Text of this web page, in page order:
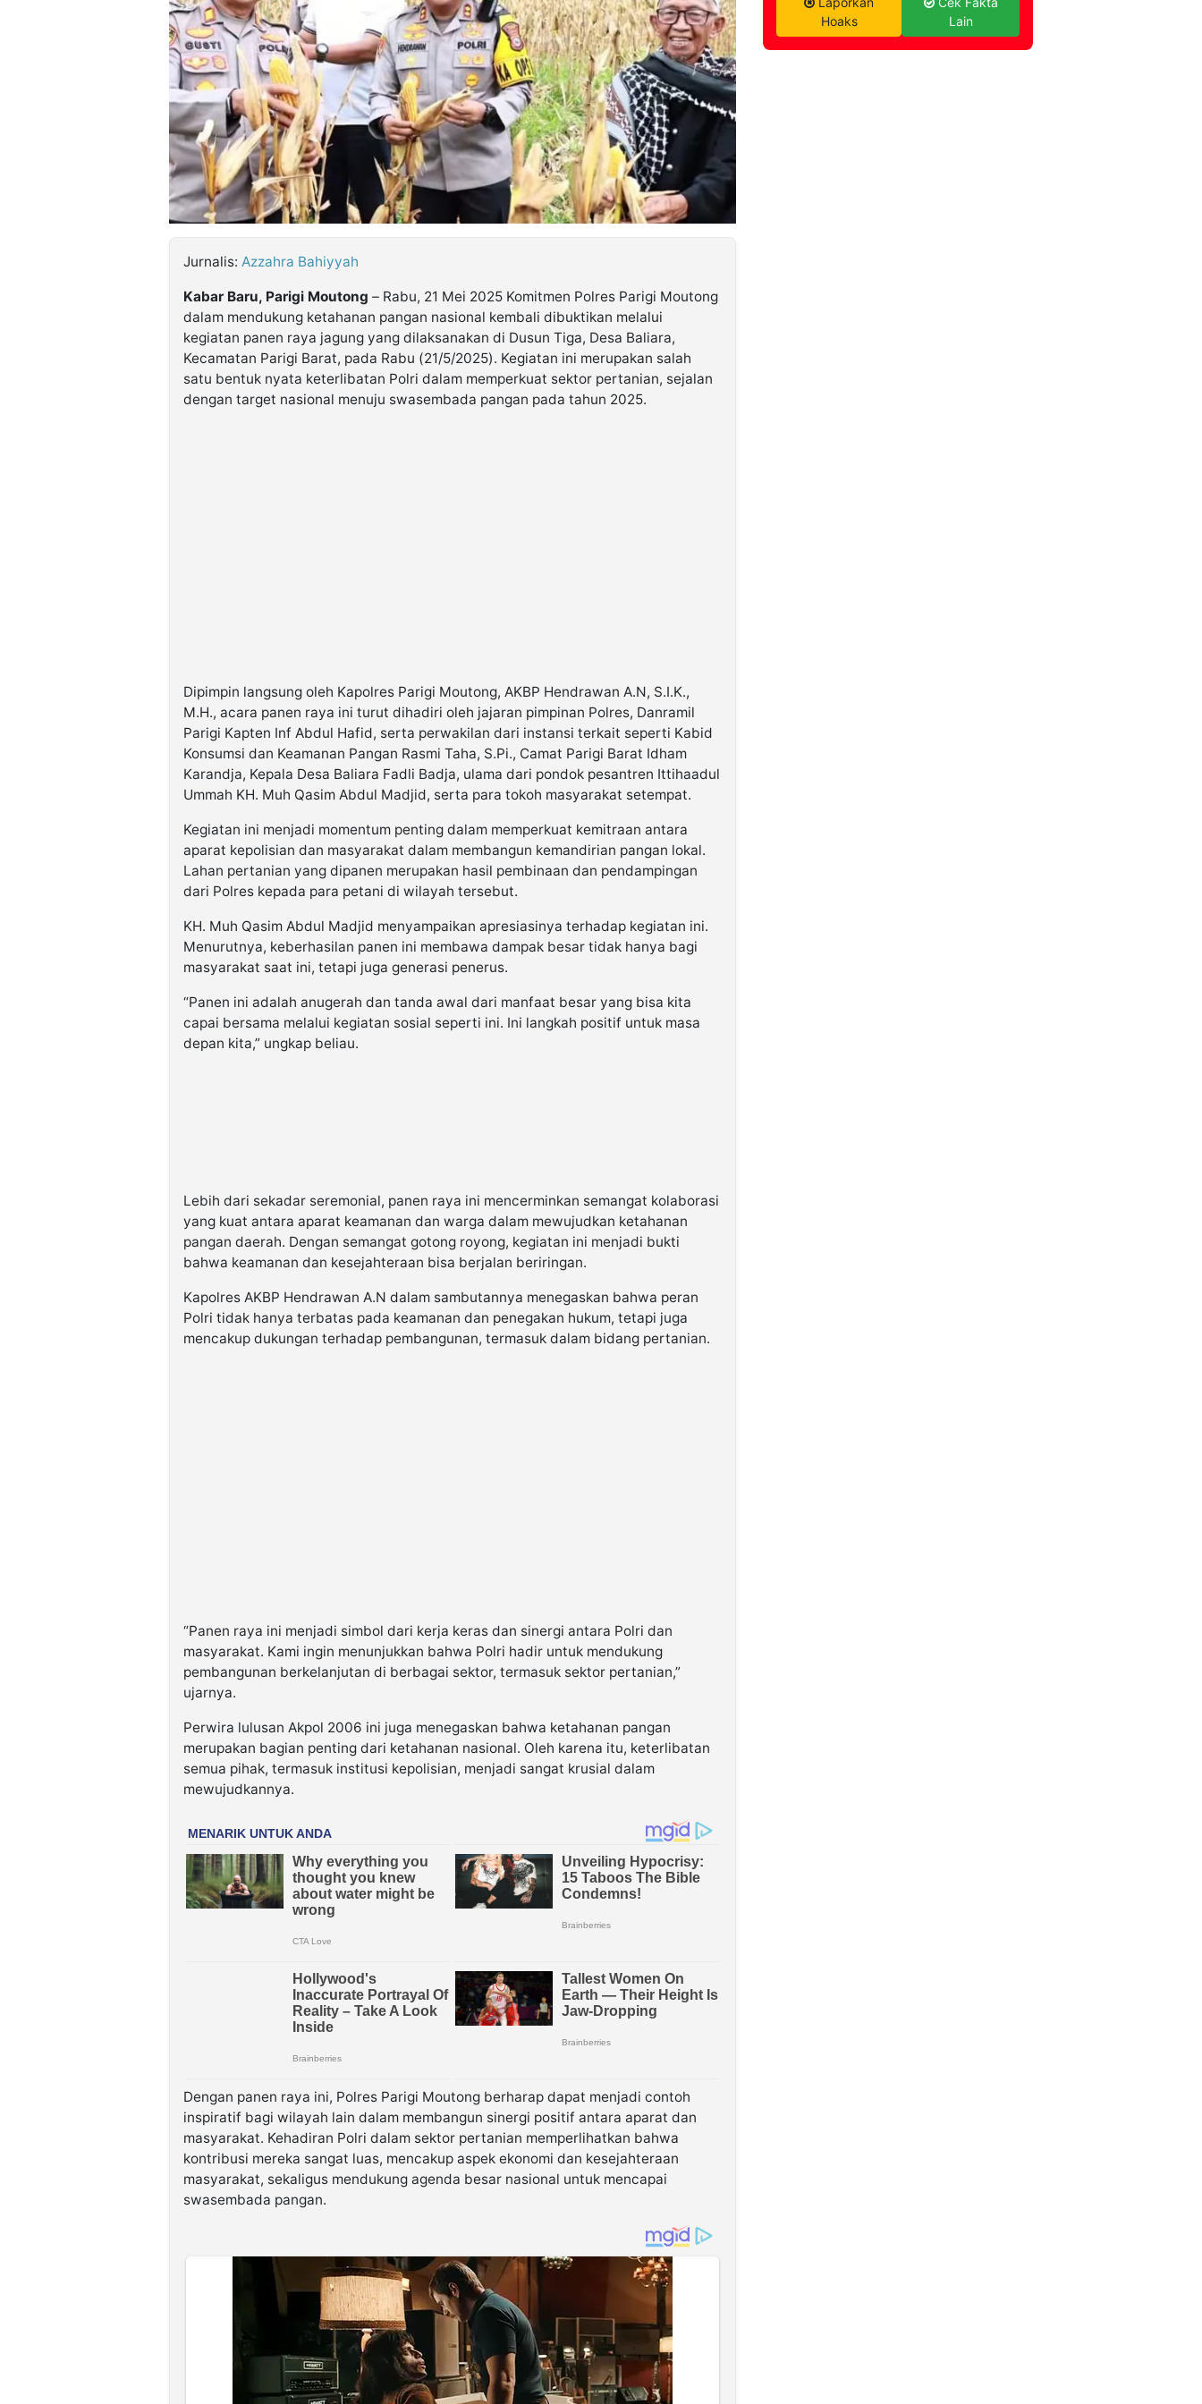
Jurnalis: Azzahra Bahiyyah
Kabar Baru, Parigi Moutong – Rabu, 21 Mei 2025 Komitmen Polres Parigi Moutong
dalam mendukung ketahanan pangan nasional kembali dibuktikan melalui
kegiatan panen raya jagung yang dilaksanakan di Dusun Tiga, Desa Baliara,
Kecamatan Parigi Barat, pada Rabu (21/5/2025). Kegiatan ini merupakan salah
satu bentuk nyata keterlibatan Polri dalam memperkuat sektor pertanian, sejalan
dengan target nasional menuju swasembada pangan pada tahun 2025.
Dipimpin langsung oleh Kapolres Parigi Moutong, AKBP Hendrawan A.N, S.I.K.,
M.H., acara panen raya ini turut dihadiri oleh jajaran pimpinan Polres, Danramil
Parigi Kapten Inf Abdul Hafid, serta perwakilan dari instansi terkait seperti Kabid
Konsumsi dan Keamanan Pangan Rasmi Taha, S.Pi., Camat Parigi Barat Idham
Karandja, Kepala Desa Baliara Fadli Badja, ulama dari pondok pesantren Ittihaadul
Ummah KH. Muh Qasim Abdul Madjid, serta para tokoh masyarakat setempat.
Kegiatan ini menjadi momentum penting dalam memperkuat kemitraan antara
aparat kepolisian dan masyarakat dalam membangun kemandirian pangan lokal.
Lahan pertanian yang dipanen merupakan hasil pembinaan dan pendampingan
dari Polres kepada para petani di wilayah tersebut.
KH. Muh Qasim Abdul Madjid menyampaikan apresiasinya terhadap kegiatan ini.
Menurutnya, keberhasilan panen ini membawa dampak besar tidak hanya bagi
masyarakat saat ini, tetapi juga generasi penerus.
“Panen ini adalah anugerah dan tanda awal dari manfaat besar yang bisa kita
capai bersama melalui kegiatan sosial seperti ini. Ini langkah positif untuk masa
depan kita,” ungkap beliau.
Lebih dari sekadar seremonial, panen raya ini mencerminkan semangat kolaborasi
yang kuat antara aparat keamanan dan warga dalam mewujudkan ketahanan
pangan daerah. Dengan semangat gotong royong, kegiatan ini menjadi bukti
bahwa keamanan dan kesejahteraan bisa berjalan beriringan.
Kapolres AKBP Hendrawan A.N dalam sambutannya menegaskan bahwa peran
Polri tidak hanya terbatas pada keamanan dan penegakan hukum, tetapi juga
mencakup dukungan terhadap pembangunan, termasuk dalam bidang pertanian.
“Panen raya ini menjadi simbol dari kerja keras dan sinergi antara Polri dan
masyarakat. Kami ingin menunjukkan bahwa Polri hadir untuk mendukung
pembangunan berkelanjutan di berbagai sektor, termasuk sektor pertanian,”
ujarnya.
Perwira lulusan Akpol 2006 ini juga menegaskan bahwa ketahanan pangan
merupakan bagian penting dari ketahanan nasional. Oleh karena itu, keterlibatan
semua pihak, termasuk institusi kepolisian, menjadi sangat krusial dalam
mewujudkannya.
Dengan panen raya ini, Polres Parigi Moutong berharap dapat menjadi contoh
inspiratif bagi wilayah lain dalam membangun sinergi positif antara aparat dan
masyarakat. Kehadiran Polri dalam sektor pertanian memperlihatkan bahwa
kontribusi mereka sangat luas, mencakup aspek ekonomi dan kesejahteraan
masyarakat, sekaligus mendukung agenda besar nasional untuk mencapai
swasembada pangan.
Hoaks
Lain